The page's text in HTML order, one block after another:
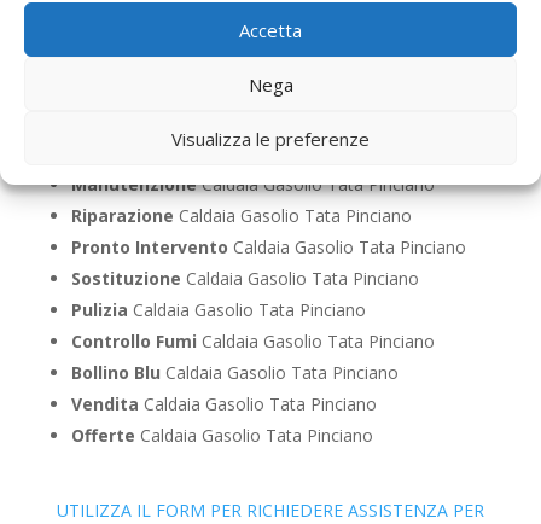
Accetta
Nega
Visualizza le preferenze
Caldaie Tata Pinciano – Caldaie a Gasolio a Roma
Caldaia Gasolio Tata Pinciano
ManutenzioneCaldaia Gasolio Tata Pinciano
Riparazione Caldaia Gasolio Tata Pinciano
Pronto Intervento Caldaia Gasolio Tata Pinciano
Sostituzione Caldaia Gasolio Tata Pinciano
Pulizia Caldaia Gasolio Tata Pinciano
Controllo Fumi Caldaia Gasolio Tata Pinciano
Bollino Blu Caldaia Gasolio Tata Pinciano
Vendita Caldaia Gasolio Tata Pinciano
Offerte Caldaia Gasolio Tata Pinciano
UTILIZZA IL FORM PER RICHIEDERE ASSISTENZA PER